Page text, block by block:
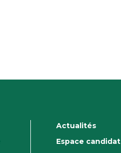
Actualités
Espace candidat